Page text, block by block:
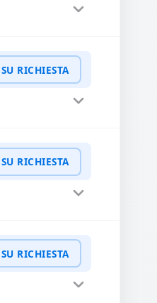
WhatsApp
SU RICHIESTA
WhatsApp
SU RICHIESTA
WhatsApp
SU RICHIESTA